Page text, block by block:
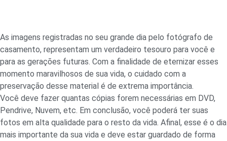
As imagens registradas no seu grande dia pelo fotógrafo de
casamento, representam um verdadeiro tesouro para você e
para as gerações futuras. Com a finalidade de eternizar esses
momento maravilhosos de sua vida, o cuidado com a
preservação desse material é de extrema importância.
Você deve fazer quantas cópias forem necessárias em DVD,
Pendrive, Nuvem, etc. Em conclusão, você poderá ter suas
fotos em alta qualidade para o resto da vida. Afinal, esse é o dia
mais importante da sua vida e deve estar guardado de forma